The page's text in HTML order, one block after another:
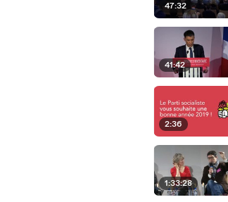
47:32
41:42
2:36
1:33:28